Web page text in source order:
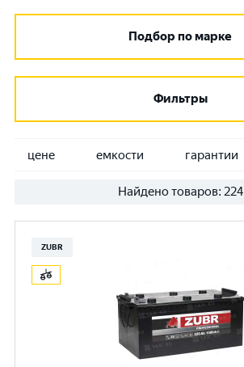
Подбор по марке
Фильтры
цене емкости гарантии
Найдено товаров: 224
ZUBR